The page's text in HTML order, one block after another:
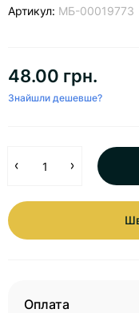
Артикул: МБ-00019773
48.00 грн.
Знайшли дешевше?
Оплата